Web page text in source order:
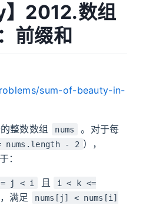
】2012.数组
前缀和
sum-of-beauty-in-
整数数组 nums
。对于每
nums.length - 2 ），
：
j < i 且
i < k <=
，满足
nums[j] < nums[i]